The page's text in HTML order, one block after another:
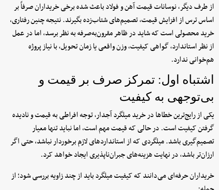
از طرف دیگر، نوسانات قیمت آهن و فولاد باعث شده برخی خریداران صرفاً بر
اساس ترس از افزایش قیمت، تصمیم‌های شتاب‌زده بگیرند. نتیجه چنین رفتاری،
خرید محصولی است که شاید در ظاهر مقرون‌به‌صرفه به نظر برسد، اما در عمل
از نظر استاندارد، گواهی کیفیت، وزن واقعی یا زمان تحویل، با نیاز پروژه
هم‌خوانی ندارد.
اشتباه اول: تمرکز صرف بر قیمت و
بی‌توجهی به کیفیت
یکی از رایج‌ترین خطاها در خرید میلگرد آجدار، توجه افراطی به قیمت و نادیده
گرفتن کیفیت است. در حالی که قیمت مهم است، اما نباید تنها معیار
تصمیم‌گیری باشد. میلگردی که از استانداردهای لازم برخوردار نباشد، حتی اگر
ارزان‌تر باشد، در نهایت هزینه‌های جبران‌ناپذیری ایجاد خواهد کرد.
خریداران حرفه‌ای می‌دانند که کیفیت میلگرد باید از چند زاویه بررسی شود؛ از